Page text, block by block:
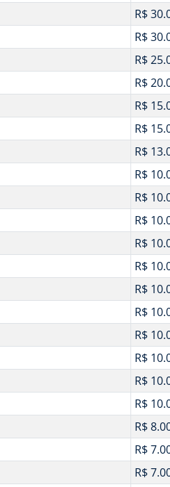
R$
R$
R$
R$
R$
R$
R$
R$
R$
R$
R$
R$
R$
R$
R$
R$
R$
R$
R$
R$
R$